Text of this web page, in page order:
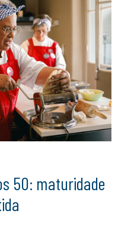
50: maturidade